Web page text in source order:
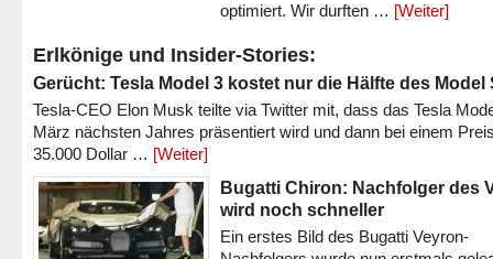
optimiert. Wir durften … [Weiter]
Erlkönige und Insider-Stories:
Gerücht: Tesla Model 3 kostet nur die Hälfte des Model
Tesla-CEO Elon Musk teilte via Twitter mit, dass das Tesla
März nächsten Jahres präsentiert wird und dann bei einem
35.000 Dollar … [Weiter]
Bugatti Chiron: Nachfolger des
wird noch schneller
Ein erstes Bild des Bugatti Veyron-